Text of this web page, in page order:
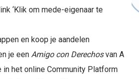
‘Klik om mede-eigenaar te
en koop je aandelen
je een Amigo con Derechosvan A
in het online Community Platform